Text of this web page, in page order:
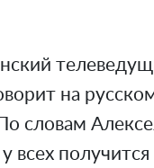
на
словам
всех